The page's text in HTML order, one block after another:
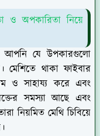
ও অপকারিতা নিয়ে
আপনি যে উপকারগুলো
মেশিতে থাকা ফাইবার
ও সাহায্য করে এবং
সমস্যা আছে এবং
নিয়মিত মেথি চিবিয়ে